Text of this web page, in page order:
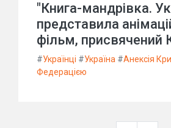
"Книга-мандрівка.
представила
фільм, присвячений
#Українці #Україна #Анексія
Федерацією